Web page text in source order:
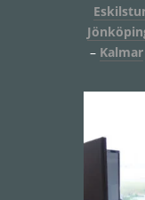
– Kalmar